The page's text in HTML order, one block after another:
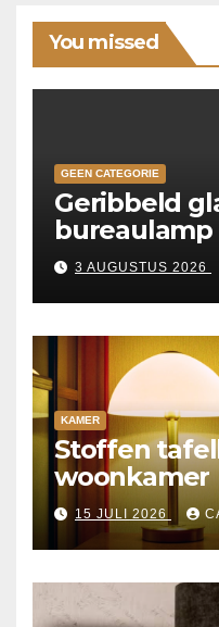
You missed
GEEN CATEGORIE
Geribbeld
3 AUGUSTUS 2026
KAMER
Stoffen
woonkamer
15 JULI 2026